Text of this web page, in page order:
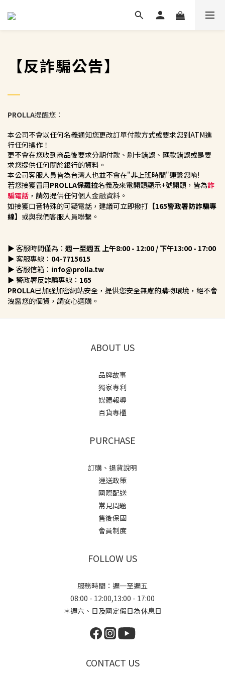
【反詐騙公告】
PROLLA提醒您：
本公司不會以任何名義通知您更改訂單付款方式或要求您到ATM進
行任何操作！
更不會在您收到商品後要求分期付款、刷卡錯誤、匯款錯誤或是要
求您提供任何關於銀行的資料。
本公司客服人員皆為台灣人也並不會在"非上班時間"連繫您唷!
若您接獲冒用PROLLA保羅拉名義及來電開頭顯示+號開頭，皆為詐
騙電話 ，請勿提供任何個人金融資料。
如接獲口音特殊的可疑電話，建議可立即撥打 【165警政署防詐騙專
線】 或與我們客服人員聯繫。
▶ 客服時間僅為： 週一至週五 上午8:00 - 12:00 / 下午13:00 - 17:00
▶ 客服專線： 04-7715615
▶ 客服信箱： info@prolla.tw
▶ 警政署反詐騙專線： 165
PROLLA已加強加密網站安全，提供您安全無慮的購物環境，絕不會
洩露您的個資，請安心選購。
ABOUT US
品牌故事
獨家專利
媒體報導
百貨專櫃
PURCHASE
訂購、退貨說明
運送政策
國際配送
常見問題
售後保固
會員制度
FOLLOW US
服務時間：週一至週五
08:00 - 12:00,13:00 - 17:00
＊週六、日及國定假日為休息日
CONTACT US